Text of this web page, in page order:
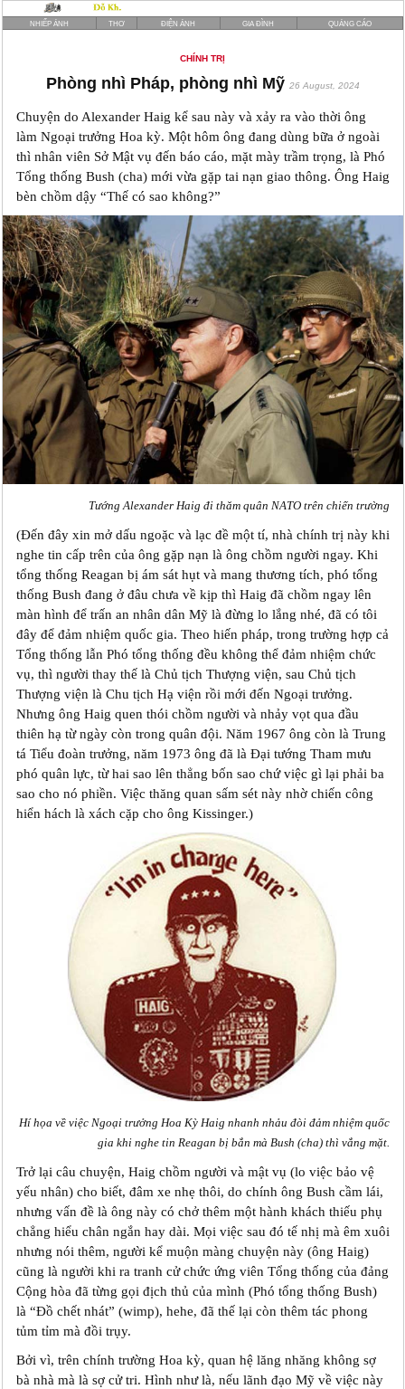
NHIẾP ẢNH THƠ ĐIỆN ẢNH GIA ĐÌNH QUẢNG CÁO
CHÍNH TRỊ
Phòng nhì Pháp, phòng nhì Mỹ 26 August, 2024
Chuyện do Alexander Haig kể sau này và xảy ra vào thời ông
làm Ngoại trưởng Hoa kỳ. Một hôm ông đang dùng bữa ở ngoài
thì nhân viên Sở Mật vụ đến báo cáo, mặt mày trầm trọng, là Phó
Tổng thống Bush (cha) mới vừa gặp tai nạn giao thông. Ông Haig
bèn chồm dậy “Thế có sao không?”
Tướng Alexander Haig đi thăm quân NATO trên chiến trường
(Đến đây xin mở dấu ngoặc và lạc đề một tí, nhà chính trị này khi
nghe tin cấp trên của ông gặp nạn là ông chồm người ngay. Khi
tổng thống Reagan bị ám sát hụt và mang thương tích, phó tổng
thống Bush đang ở đâu chưa về kịp thì Haig đã chồm ngay lên
màn hình để trấn an nhân dân Mỹ là đừng lo lắng nhé, đã có tôi
đây để đảm nhiệm quốc gia. Theo hiến pháp, trong trường hợp cả
Tổng thống lẫn Phó tổng thống đều không thể đảm nhiệm chức
vụ, thì người thay thế là Chủ tịch Thượng viện, sau Chủ tịch
Thượng viện là Chu tịch Hạ viện rồi mới đến Ngoại trưởng.
Nhưng ông Haig quen thói chồm người và nhảy vọt qua đầu
thiên hạ từ ngày còn trong quân đội. Năm 1967 ông còn là Trung
tá Tiểu đoàn trưởng, năm 1973 ông đã là Đại tướng Tham mưu
phó quân lực, từ hai sao lên thẳng bốn sao chứ việc gì lại phải ba
sao cho nó phiền. Việc thăng quan sấm sét này nhờ chiến công
hiển hách là xách cặp cho ông Kissinger.)
Hí họa về việc Ngoại trưởng Hoa Kỳ Haig nhanh nhảu đòi đảm nhiệm quốc
gia khi nghe tin Reagan bị bắn mà Bush (cha) thì vắng mặt.
Trở lại câu chuyện, Haig chồm người và mật vụ (lo việc bảo vệ
yếu nhân) cho biết, đâm xe nhẹ thôi, do chính ông Bush cầm lái,
nhưng vấn đề là ông này có chở thêm một hành khách thiếu phụ
chẳng hiểu chân ngắn hay dài. Mọi việc sau đó tế nhị mà êm xuôi
nhưng nói thêm, người kể muộn màng chuyện này (ông Haig)
cũng là người khi ra tranh cử chức ứng viên Tổng thống của đảng
Cộng hòa đã từng gọi địch thủ của mình (Phó tổng thống Bush)
là “Đồ chết nhát” (wimp), hehe, đã thế lại còn thêm tác phong
tủm tỉm mà đồi trụy.
Bởi vì, trên chính trường Hoa kỳ, quan hệ lăng nhăng không sợ
bà nhà mà là sợ cử tri. Hình như là, nếu lãnh đạo Mỹ về việc này